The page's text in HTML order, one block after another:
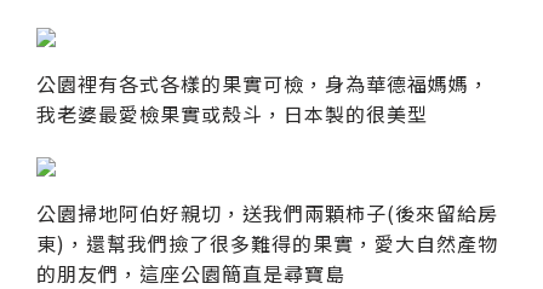
公園裡有各式各樣的果實可檢，身為華德福媽媽，
我老婆最愛檢果實或殼斗，日本製的很美型
公園掃地阿伯好親切，送我們兩顆柿子(後來留給房
東)，還幫我們撿了很多難得的果實，愛大自然產物
的朋友們，這座公園簡直是尋寶島